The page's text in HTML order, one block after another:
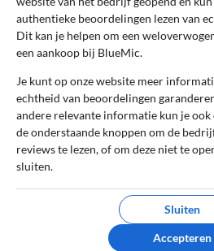
Schrijf een review
Het e-mailadres en
gepubliceerd. Vereiste
met *
Naam*
authentieke beoordelingen lezen van
Dit kan je helpen om een
een aankoop bij BlueMic.
Je kunt op onze website meer
echtheid van beoordelingen
andere relevante informatie kun je
de onderstaande knoppen om de
reviews te lezen, of om deze niet te
sluiten.
Sluiten
Accepteren